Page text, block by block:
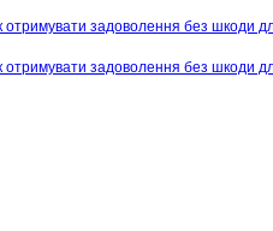
отримувати задоволення без шкоди
отримувати задоволення без шкоди